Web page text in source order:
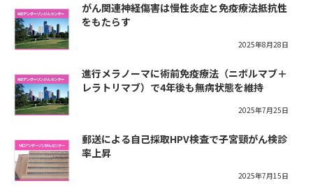
がん関連神経傷害は慢性炎症と免疫療法抵抗性
をもたらす
2025年8月28日
進行メラノーマに術前免疫療法（ニボルマブ＋
レラトリマブ）で4年後も無病状態を維持
2025年7月25日
郵送による自己採取HPV検査で子宮頸がん検診
率上昇
2025年7月15日